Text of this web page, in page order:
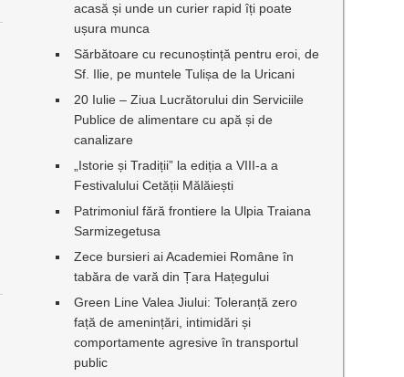
acasă și unde un curier rapid îți poate
ușura munca
Sărbătoare cu recunoștință pentru eroi, de
Sf. Ilie, pe muntele Tulișa de la Uricani
20 Iulie – Ziua Lucrătorului din Serviciile
Publice de alimentare cu apă și de
canalizare
„Istorie și Tradiții” la ediția a VIII-a a
Festivalului Cetății Mălăiești
Patrimoniul fără frontiere la Ulpia Traiana
Sarmizegetusa
Zece bursieri ai Academiei Române în
tabăra de vară din Țara Hațegului
Green Line Valea Jiului: Toleranță zero
față de amenințări, intimidări și
comportamente agresive în transportul
public